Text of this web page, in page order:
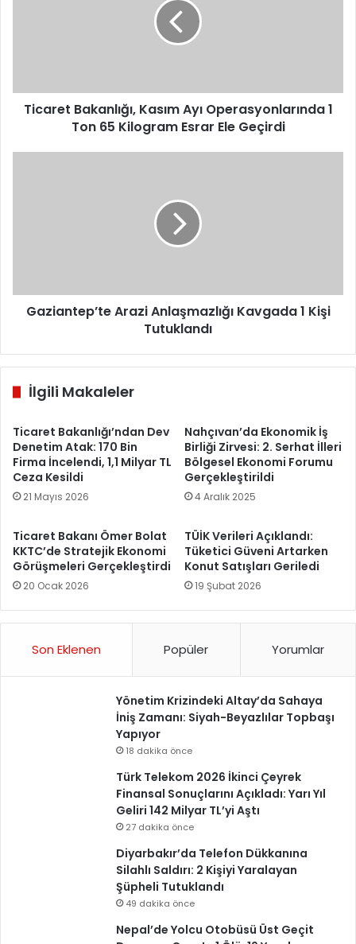
Kilogram
Esrar
Ticaret Bakanlığı, Kasım Ayı Operasyonlarında 1
Ton 65 Kilogram Esrar Ele Geçirdi
Gaziantep’te Arazi Anlaşmazlığı Kavgada 1 Kişi
Tutuklandı
İlgili Makaleler
Ticaret Bakanlığı’ndan Dev
Denetim Atak: 170 Bin
Firma İncelendi, 1,1 Milyar TL
Ceza Kesildi
21 Mayıs 2026
Nahçıvan’da Ekonomik İş
Birliği Zirvesi: 2. Serhat İlleri
Bölgesel Ekonomi Forumu
Gerçekleştirildi
4 Aralık 2025
Ticaret Bakanı Ömer Bolat
KKTC’de Stratejik Ekonomi
Görüşmeleri Gerçekleştirdi
20 Ocak 2026
TÜİK Verileri Açıklandı:
Tüketici Güveni Artarken
Konut Satışları Geriledi
19 Şubat 2026
Son Eklenen Popüler Yorumlar
Yönetim Krizindeki Altay’da Sahaya
İniş Zamanı: Siyah-Beyazlılar Topbaşı
Yapıyor
18 dakika önce
Türk Telekom 2026 İkinci Çeyrek
Finansal Sonuçlarını Açıkladı: Yarı Yıl
Geliri 142 Milyar TL’yi Aştı
27 dakika önce
Diyarbakır’da Telefon Dükkanına
Silahlı Saldırı: 2 Kişiyi Yaralayan
Şüpheli Tutuklandı
49 dakika önce
Nepal’de Yolcu Otobüsü Üst Geçit